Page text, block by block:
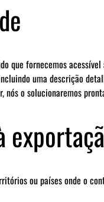
que fornecemos
uma descrição
nós o solucionaremos
ou países onde o